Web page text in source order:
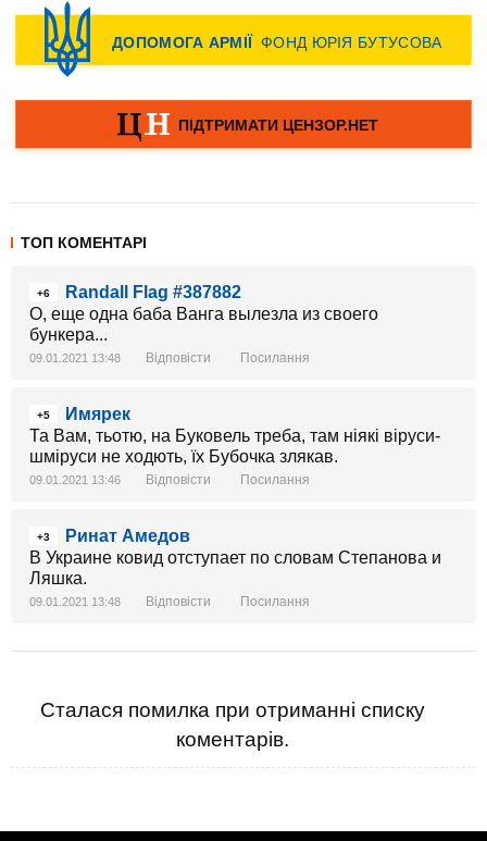
ТОП КОМЕНТАРІ
+6
Randall Flag #387882
О, еще одна баба Ванга вылезла из своего
бункера...
09.01.2021 13:48 Відповісти Посилання
+5
Имярек
Та Вам, тьотю, на Буковель треба, там ніякі віруси-
шміруси не ходють, їх Бубочка злякав.
09.01.2021 13:46 Відповісти Посилання
+3
Ринат Амедов
В Украине ковид отступает по словам Степанова и
Ляшка.
09.01.2021 13:48 Відповісти Посилання
Сталася помилка при отриманні списку
коментарів.